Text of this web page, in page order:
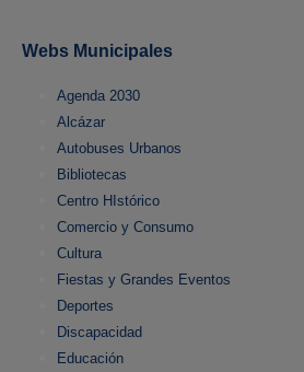
Webs Municipales
Agenda 2030
Alcázar
Autobuses Urbanos
Bibliotecas
Centro HIstórico
Comercio y Consumo
Cultura
Fiestas y Grandes Eventos
Deportes
Discapacidad
Educación